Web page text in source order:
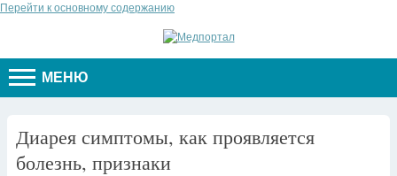
Перейти к основному содержанию
МЕНЮ
Диарея симптомы, как проявляется
болезнь, признаки